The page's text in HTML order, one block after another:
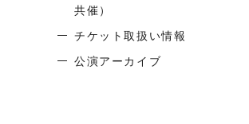
共催）
チケット取扱い情報
公演アーカイブ